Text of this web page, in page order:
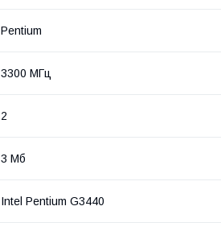
Pentium
3300 МГц
2
3 Мб
Intel Pentium G3440